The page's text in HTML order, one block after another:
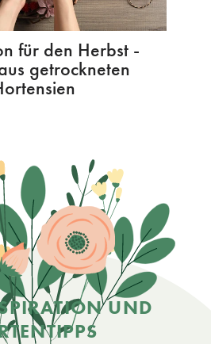
für den Herbst -
getrockneten
UND